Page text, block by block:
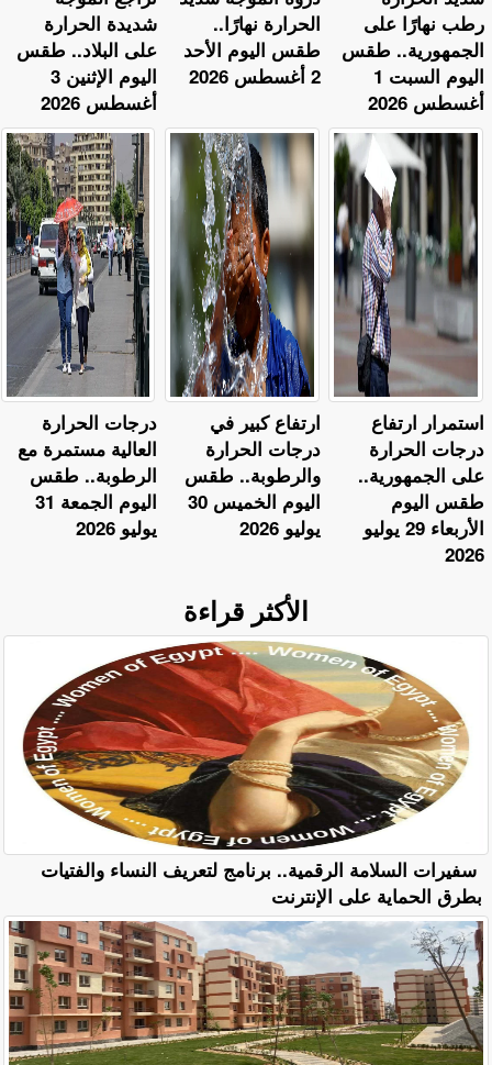
شديدة الحرارة
على البلاد.. طقس
اليوم الإثنين 3
أغسطس 2026
الحرارة نهارًا..
طقس اليوم الأحد
2 أغسطس 2026
رطب نهارًا على
الجمهورية.. طقس
اليوم السبت 1
أغسطس 2026
​درجات الحرارة
العالية مستمرة مع
الرطوبة.. طقس
اليوم الجمعة 31
يوليو 2026
ارتفاع كبير في
درجات الحرارة
والرطوبة.. طقس
اليوم الخميس 30
يوليو 2026
استمرار ارتفاع
درجات الحرارة
على الجمهورية..
طقس اليوم
الأربعاء 29 يوليو
2026
الأكثر قراءة
سفيرات السلامة الرقمية.. برنامج لتعريف النساء والفتيات
بطرق الحماية على الإنترنت